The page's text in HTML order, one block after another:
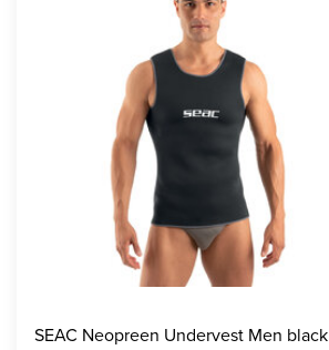
SEAC Neopreen Undervest Men black